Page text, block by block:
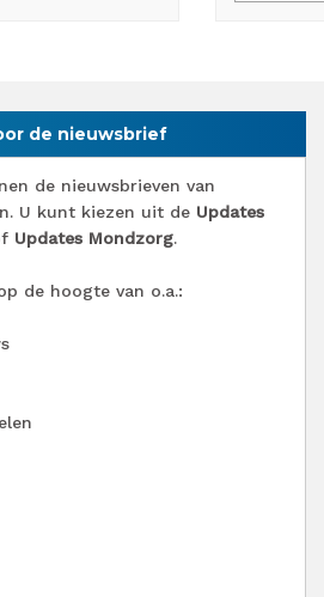
de nieuwsbrief
de nieuwsbrieven van
U kunt kiezen uit de Updates
Updates Mondzorg.
de hoogte van o.a.: